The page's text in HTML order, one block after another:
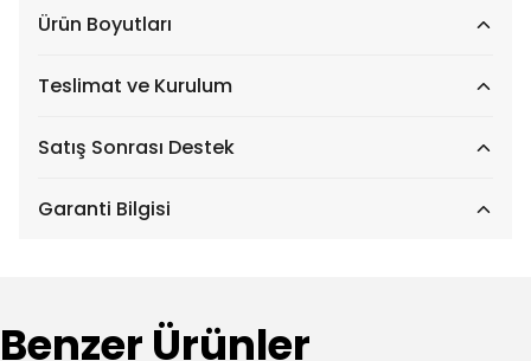
Ürün Boyutları
Teslimat ve Kurulum
Satış Sonrası Destek
Garanti Bilgisi
Benzer Ürünler